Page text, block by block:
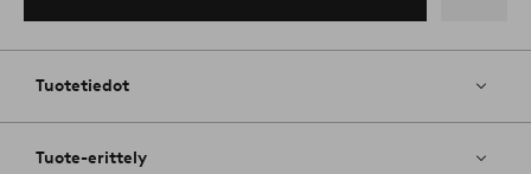
Tuotetiedot
Tuote-erittely